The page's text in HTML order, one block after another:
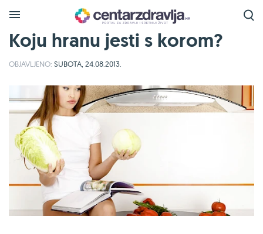
Koju hranu jesti s korom?
OBJAVLJENO: SUBOTA, 24.08.2013.